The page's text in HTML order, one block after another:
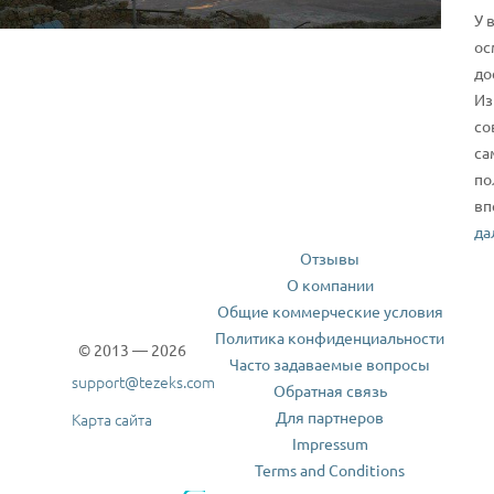
У
© 2013 — 2026
support@tezeks.com
Карта сайта
Отзывы
О компании
Общие коммерческие условия
Политика конфиденциальности
Часто задаваемые вопросы
Обратная связь
Для партнеров
Impressum
Terms and Conditions